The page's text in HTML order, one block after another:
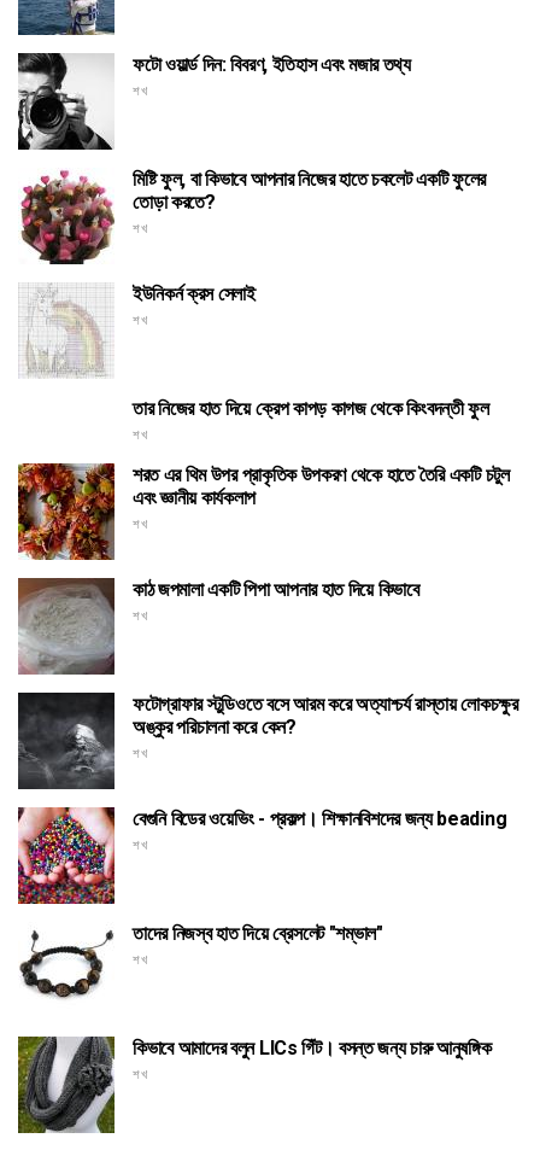
ফটো ওয়ার্ল্ড দিন: বিবরণ, ইতিহাস এবং মজার তথ্য
শখ
মিষ্টি ফুল, বা কিভাবে আপনার নিজের হাতে চকলেট একটি ফুলের
তোড়া করতে?
শখ
ইউনিকর্ন ক্রস সেলাই
শখ
তার নিজের হাত দিয়ে ক্রেপ কাপড় কাগজ থেকে কিংবদন্তী ফুল
শখ
শরত এর থিম উপর প্রাকৃতিক উপকরণ থেকে হাতে তৈরি একটি চটুল
এবং জ্ঞানীয় কার্যকলাপ
শখ
কাঠ জপমালা একটি পিপা আপনার হাত দিয়ে কিভাবে
শখ
ফটোগ্রাফার স্টুডিওতে বসে আরম করে অত্যাশ্চর্য রাস্তায় লোকচক্ষুর
অঙ্কুর পরিচালনা করে কেন?
শখ
বেগুনি বিডের ওয়েভিং - প্রকল্প। শিক্ষানবিশদের জন্য beading
শখ
তাদের নিজস্ব হাত দিয়ে ব্রেসলেট "শম্ভাল"
শখ
কিভাবে আমাদের বলুন LICs গিঁট। বসন্ত জন্য চারু আনুষঙ্গিক
শখ